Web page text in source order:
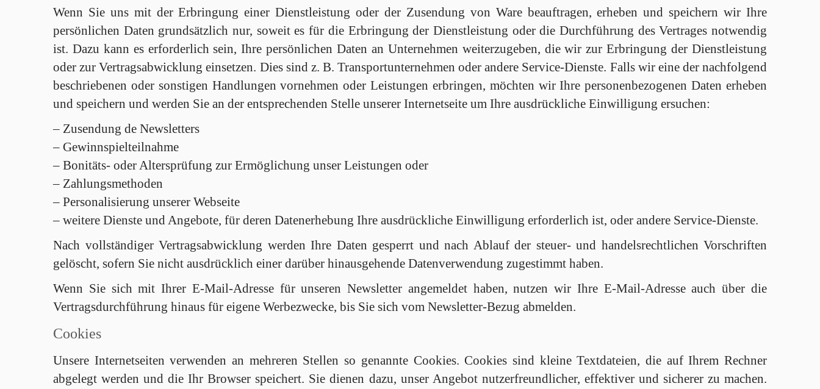
Wenn Sie uns mit der Erbringung einer Dienstleistung oder der Zusendung von Ware beauftragen, erheben und speichern wir Ihre
persönlichen Daten grundsätzlich nur, soweit es für die Erbringung der Dienstleistung oder die Durchführung des Vertrages notwendig
ist. Dazu kann es erforderlich sein, Ihre persönlichen Daten an Unternehmen weiterzugeben, die wir zur Erbringung der Dienstleistung
oder zur Vertragsabwicklung einsetzen. Dies sind z. B. Transportunternehmen oder andere Service-Dienste. Falls wir eine der nachfolgend
beschriebenen oder sonstigen Handlungen vornehmen oder Leistungen erbringen, möchten wir Ihre personenbezogenen Daten erheben
und speichern und werden Sie an der entsprechenden Stelle unserer Internetseite um Ihre ausdrückliche Einwilligung ersuchen:
– Zusendung de Newsletters
– Gewinnspielteilnahme
– Bonitäts- oder Altersprüfung zur Ermöglichung unser Leistungen oder
– Zahlungsmethoden
– Personalisierung unserer Webseite
– weitere Dienste und Angebote, für deren Datenerhebung Ihre ausdrückliche Einwilligung erforderlich ist, oder andere Service-Dienste.
Nach vollständiger Vertragsabwicklung werden Ihre Daten gesperrt und nach Ablauf der steuer- und handelsrechtlichen Vorschriften
gelöscht, sofern Sie nicht ausdrücklich einer darüber hinausgehende Datenverwendung zugestimmt haben.
Wenn Sie sich mit Ihrer E-Mail-Adresse für unseren Newsletter angemeldet haben, nutzen wir Ihre E-Mail-Adresse auch über die
Vertragsdurchführung hinaus für eigene Werbezwecke, bis Sie sich vom Newsletter-Bezug abmelden.
Cookies
Unsere Internetseiten verwenden an mehreren Stellen so genannte Cookies. Cookies sind kleine Textdateien, die auf Ihrem Rechner
abgelegt werden und die Ihr Browser speichert. Sie dienen dazu, unser Angebot nutzerfreundlicher, effektiver und sicherer zu machen.